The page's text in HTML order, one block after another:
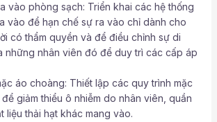
vào phòng sạch: Triển khai các hệ thống
vào để hạn chế sự ra vào chỉ dành cho
có thẩm quyền và để điều chỉnh sự di
những nhân viên đó để duy trì các cấp áp
áo choàng: Thiết lập các quy trình mặc
giảm thiểu ô nhiễm do nhân viên, quần
liệu thải hạt khác mang vào.